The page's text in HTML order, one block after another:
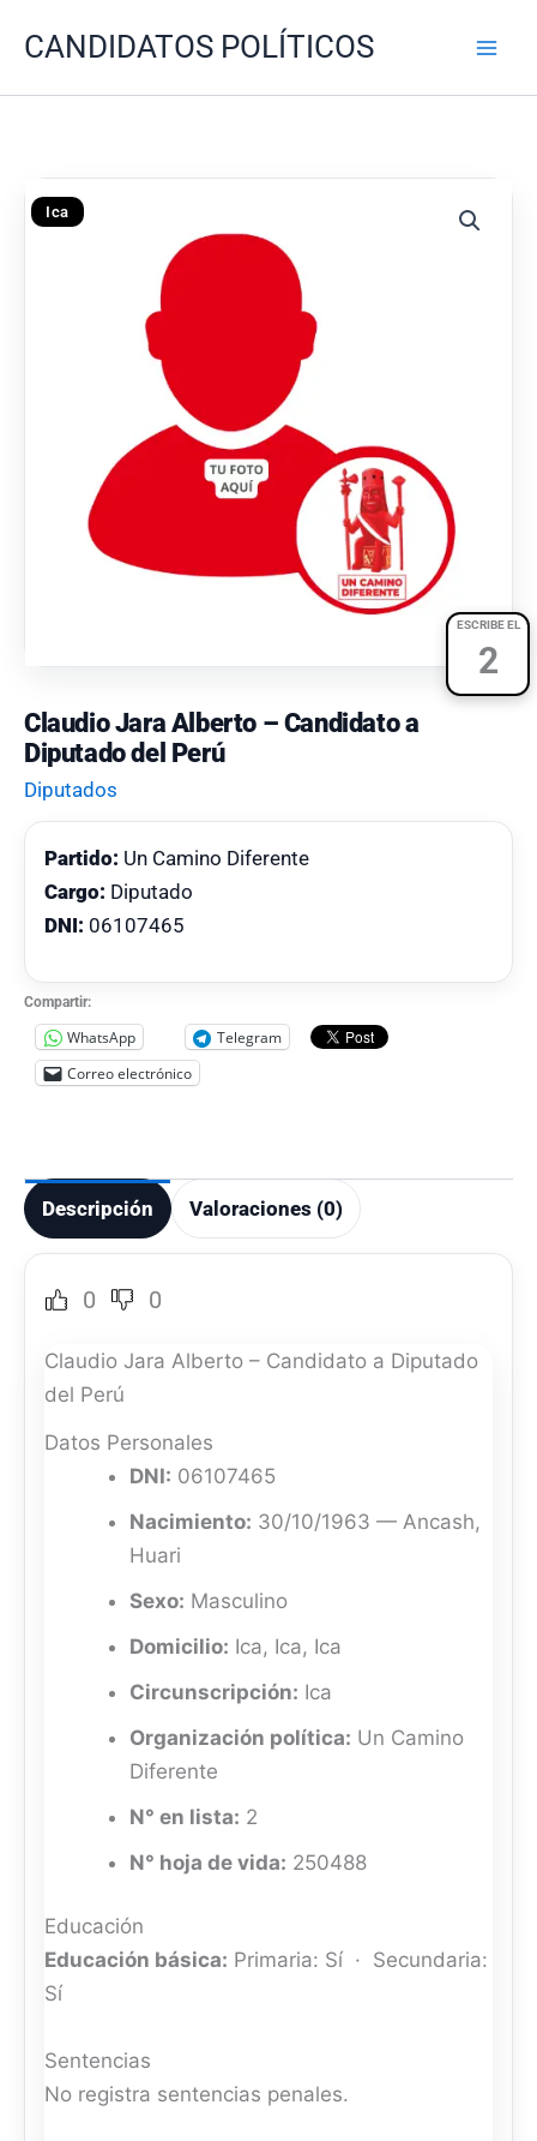
CANDIDATOS POLÍTICOS
ESCRIBE EL
2
Ica
Claudio Jara Alberto – Candidato a
Diputado del Perú
Diputados
Partido: Un Camino Diferente
Cargo: Diputado
DNI: 06107465
Compartir:
WhatsApp
Telegram
Correo electrónico
Descripción Valoraciones (0)
0 0
Claudio Jara Alberto – Candidato a Diputado
del Perú
Datos Personales
DNI: 06107465
Nacimiento: 30/10/1963 — Ancash,
Huari
Sexo: Masculino
Domicilio: Ica, Ica, Ica
Circunscripción: Ica
Organización política: Un Camino
Diferente
N° en lista: 2
N° hoja de vida: 250488
Educación
Educación básica: Primaria: Sí · Secundaria:
Sí
Sentencias
No registra sentencias penales.